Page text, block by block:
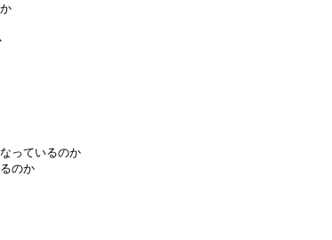
っているのか
のか